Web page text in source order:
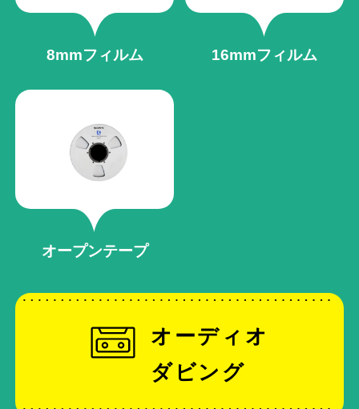
8mmフィルム 16mmフィルム
オープンテープ
オーディオ
ダビング